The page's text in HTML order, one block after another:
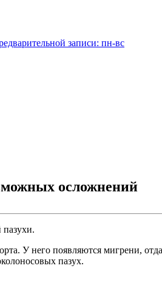
записи: пн-вс
осложнений
пазухи.
У него появляются мигрени,
пазух.